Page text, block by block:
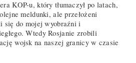
KOP-u, który tłumaczył po latach,
meldunki, ale przełożeni
się do mojej wyobraźni i
Wtedy Rosjanie zrobili
wojsk na naszej granicy w czasie